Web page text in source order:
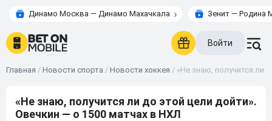
Динамо Москва — Динамо Махачкала Зенит — Родина
Войти
Главная / Новости спорта / Новости хоккея / «Не знаю, получится ли
«Не знаю, получится ли до этой цели дойти».
Овечкин — о 1500 матчах в НХЛ